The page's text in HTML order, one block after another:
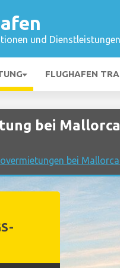
und Dienstleistungen
FLUGHAFEN
bei Mallorca
bei